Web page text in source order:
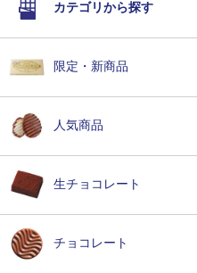
カテゴリから探す
限定・新商品
人気商品
生チョコレート
チョコレート